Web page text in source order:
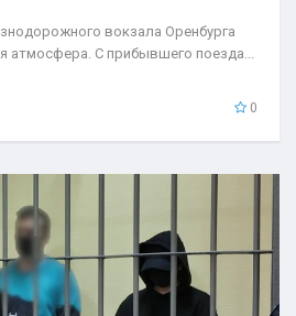
вокзала Оренбурга
атмосфера. С прибывшего поезда...
0